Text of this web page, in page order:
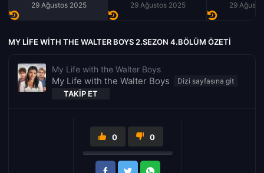
29 Ağustos 2025 29 Ağustos 2025 29
MY LIFE WITH THE WALTER BOYS 2.SEZON 4.BÖLÜM ÖZETI
My Life with the Walter Boys
My Life with the Walter Boys
TAKIP ET
0 0